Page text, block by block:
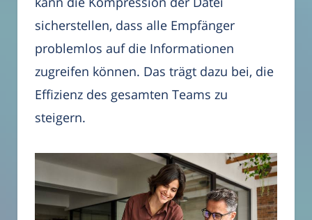
sicherstellen, dass alle Empfänger
problemlos auf die Informationen
zugreifen können. Das trägt dazu bei, die
Effizienz des gesamten Teams zu
steigern.